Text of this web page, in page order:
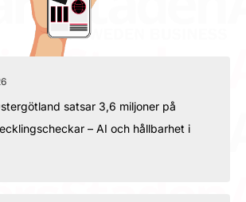
satsar 3,6 miljoner på
– AI och hållbarhet i